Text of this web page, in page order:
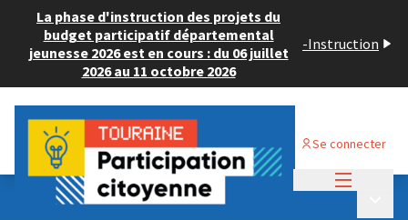
La phase d'instruction des projets du
budget participatif départemental
jeunesse 2026 est en cours : du 06 juillet
2026 au 11 octobre 2026
-Instruction
Se connecter
Budget Participatif ADULTE 2024
💡 Déposer un projet